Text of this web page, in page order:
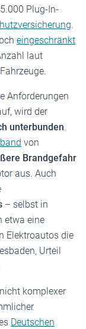
Plug-In-
.
eingeschränkt
laut
Anforderungen
wird der
unterbunden.
von
Brandgefahr
aus. Auch
– selbst in
etwa eine
Elektroautos die
Urteil
komplexer
Deutschen